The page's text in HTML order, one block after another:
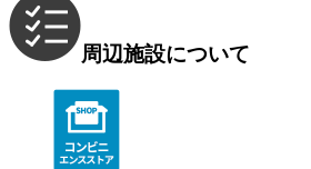
周辺施設について